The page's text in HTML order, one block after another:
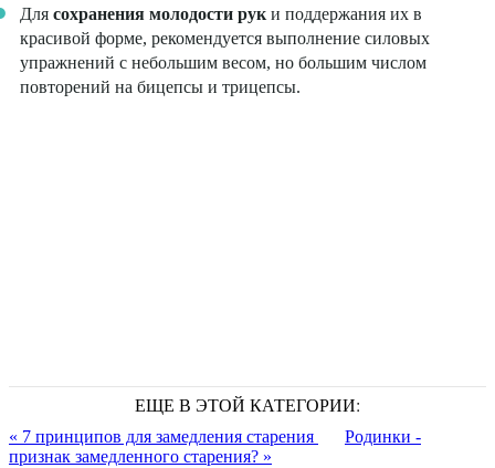
Для сохранения молодости руки поддержания их в
красивой форме, рекомендуется выполнение силовых
упражнений с небольшим весом, но большим числом
повторений на бицепсы и трицепсы.
ЕЩЕ В ЭТОЙ КАТЕГОРИИ:
« 7 принципов для замедления старения
Родинки -
признак замедленного старения? »